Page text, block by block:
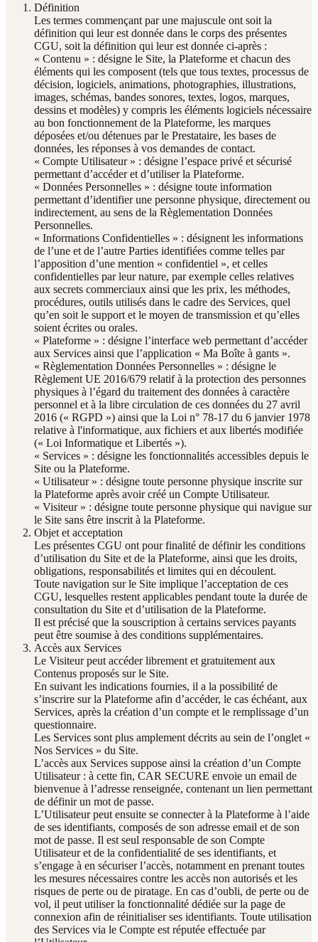
Définition
Les termes commençant par une majuscule ont soit la
définition qui leur est donnée dans le corps des présentes
CGU, soit la définition qui leur est donnée ci-après :
« Contenu » : désigne le Site, la Plateforme et chacun des
éléments qui les composent (tels que tous textes, processus de
décision, logiciels, animations, photographies, illustrations,
images, schémas, bandes sonores, textes, logos, marques,
dessins et modèles) y compris les éléments logiciels nécessaire
au bon fonctionnement de la Plateforme, les marques
déposées et/ou détenues par le Prestataire, les bases de
données, les réponses à vos demandes de contact.
« Compte Utilisateur » : désigne l’espace privé et sécurisé
permettant d’accéder et d’utiliser la Plateforme.
« Données Personnelles » : désigne toute information
permettant d’identifier une personne physique, directement ou
indirectement, au sens de la Règlementation Données
Personnelles.
« Informations Confidentielles » : désignent les informations
de l’une et de l’autre Parties identifiées comme telles par
l’apposition d’une mention « confidentiel », et celles
confidentielles par leur nature, par exemple celles relatives
aux secrets commerciaux ainsi que les prix, les méthodes,
procédures, outils utilisés dans le cadre des Services, quel
qu’en soit le support et le moyen de transmission et qu’elles
soient écrites ou orales.
« Plateforme » : désigne l’interface web permettant d’accéder
aux Services ainsi que l’application « Ma Boîte à gants ».
« Règlementation Données Personnelles » : désigne le
Règlement UE 2016/679 relatif à la protection des personnes
physiques à l’égard du traitement des données à caractère
personnel et à la libre circulation de ces données du 27 avril
2016 (« RGPD ») ainsi que la Loi n° 78-17 du 6 janvier 1978
relative à l'informatique, aux fichiers et aux libertés modifiée
(« Loi Informatique et Libertés »).
« Services » : désigne les fonctionnalités accessibles depuis le
Site ou la Plateforme.
« Utilisateur » : désigne toute personne physique inscrite sur
la Plateforme après avoir créé un Compte Utilisateur.
« Visiteur » : désigne toute personne physique qui navigue sur
le Site sans être inscrit à la Plateforme.
Objet et acceptation
Les présentes CGU ont pour finalité de définir les conditions
d’utilisation du Site et de la Plateforme, ainsi que les droits,
obligations, responsabilités et limites qui en découlent.
Toute navigation sur le Site implique l’acceptation de ces
CGU, lesquelles restent applicables pendant toute la durée de
consultation du Site et d’utilisation de la Plateforme.
Il est précisé que la souscription à certains services payants
peut être soumise à des conditions supplémentaires.
Accès aux Services
Le Visiteur peut accéder librement et gratuitement aux
Contenus proposés sur le Site.
En suivant les indications fournies, il a la possibilité de
s’inscrire sur la Plateforme afin d’accéder, le cas échéant, aux
Services, après la création d’un compte et le remplissage d’un
questionnaire.
Les Services sont plus amplement décrits au sein de l’onglet «
Nos Services » du Site.
L’accès aux Services suppose ainsi la création d’un Compte
Utilisateur : à cette fin, CAR SECURE envoie un email de
bienvenue à l’adresse renseignée, contenant un lien permettant
de définir un mot de passe.
L’Utilisateur peut ensuite se connecter à la Plateforme à l’aide
de ses identifiants, composés de son adresse email et de son
mot de passe. Il est seul responsable de son Compte
Utilisateur et de la confidentialité de ses identifiants, et
s’engage à en sécuriser l’accès, notamment en prenant toutes
les mesures nécessaires contre les accès non autorisés et les
risques de perte ou de piratage. En cas d’oubli, de perte ou de
vol, il peut utiliser la fonctionnalité dédiée sur la page de
connexion afin de réinitialiser ses identifiants. Toute utilisation
des Services via le Compte est réputée effectuée par